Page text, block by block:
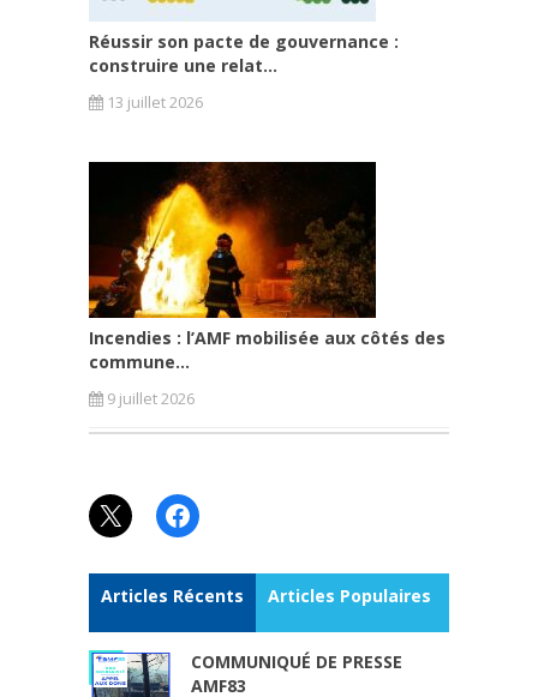
Réussir son pacte de gouvernance :
construire une relat...
13 juillet 2026
Incendies : l’AMF mobilisée aux côtés des
commune...
9 juillet 2026
X Facebook
Articles Récents Articles Populaires
COMMUNIQUÉ DE PRESSE
AMF83